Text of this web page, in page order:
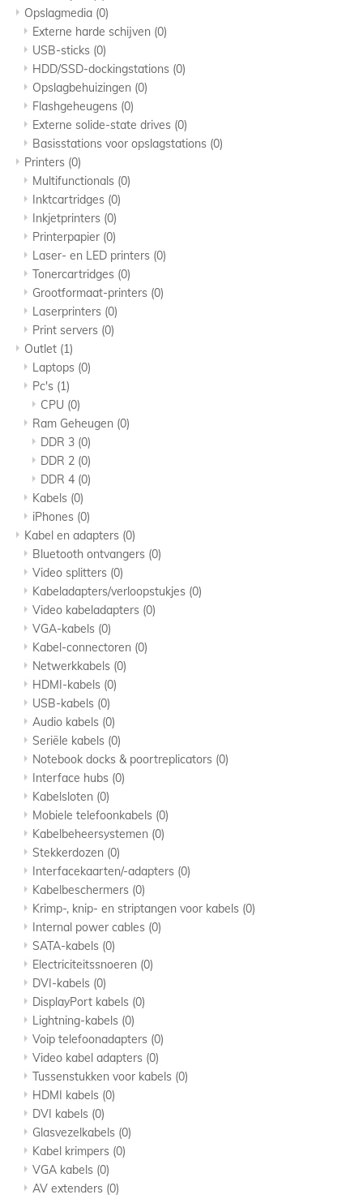
Opslagmedia (0)
Externe harde schijven (0)
USB-sticks (0)
HDD/SSD-dockingstations (0)
Opslagbehuizingen (0)
Flashgeheugens (0)
Externe solide-state drives (0)
Basisstations voor opslagstations (0)
Printers (0)
Multifunctionals (0)
Inktcartridges (0)
Inkjetprinters (0)
Printerpapier (0)
Laser- en LED printers (0)
Tonercartridges (0)
Grootformaat-printers (0)
Laserprinters (0)
Print servers (0)
Outlet (1)
Laptops (0)
Pc's (1)
CPU (0)
Ram Geheugen (0)
DDR 3 (0)
DDR 2 (0)
DDR 4 (0)
Kabels (0)
iPhones (0)
Kabel en adapters (0)
Bluetooth ontvangers (0)
Video splitters (0)
Kabeladapters/verloopstukjes (0)
Video kabeladapters (0)
VGA-kabels (0)
Kabel-connectoren (0)
Netwerkkabels (0)
HDMI-kabels (0)
USB-kabels (0)
Audio kabels (0)
Seriële kabels (0)
Notebook docks & poortreplicators (0)
Interface hubs (0)
Kabelsloten (0)
Mobiele telefoonkabels (0)
Kabelbeheersystemen (0)
Stekkerdozen (0)
Interfacekaarten/-adapters (0)
Kabelbeschermers (0)
Krimp-, knip- en striptangen voor kabels (0)
Internal power cables (0)
SATA-kabels (0)
Electriciteitssnoeren (0)
DVI-kabels (0)
DisplayPort kabels (0)
Lightning-kabels (0)
Voip telefoonadapters (0)
Video kabel adapters (0)
Tussenstukken voor kabels (0)
HDMI kabels (0)
DVI kabels (0)
Glasvezelkabels (0)
Kabel krimpers (0)
VGA kabels (0)
AV extenders (0)